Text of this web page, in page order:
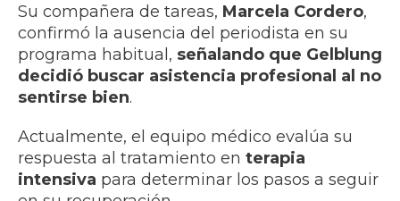
Su compañera de tareas, Marcela Cordero,
confirmó la ausencia del periodista en su
programa habitual, señalando que Gelblung
decidió buscar asistencia profesional al no
sentirse bien.
Actualmente, el equipo médico evalúa su
respuesta al tratamiento en terapia
intensiva para determinar los pasos a seguir